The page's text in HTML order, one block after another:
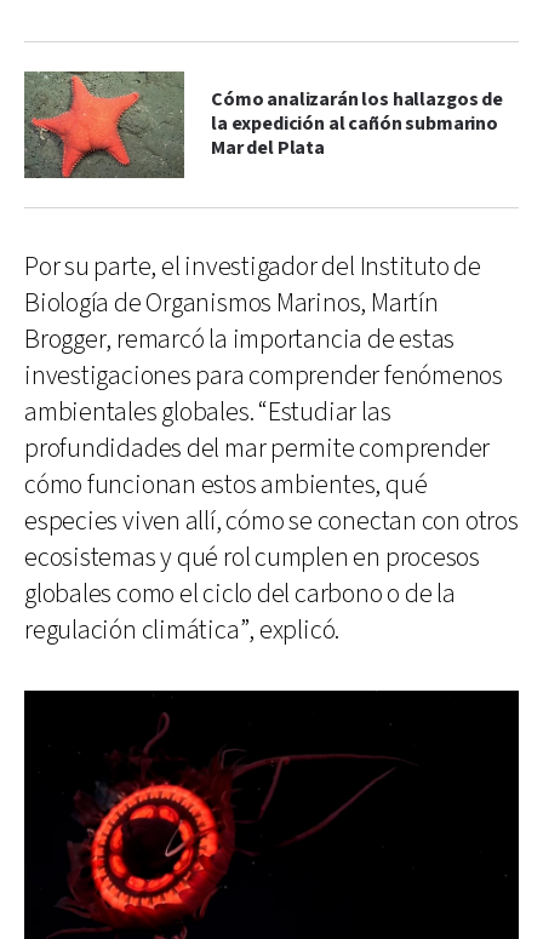
Cómo analizarán los hallazgos de
la expedición al cañón submarino
Mar del Plata
Por su parte, el investigador del Instituto de
Biología de Organismos Marinos, Martín
Brogger, remarcó la importancia de estas
investigaciones para comprender fenómenos
ambientales globales. “Estudiar las
profundidades del mar permite comprender
cómo funcionan estos ambientes, qué
especies viven allí, cómo se conectan con otros
ecosistemas y qué rol cumplen en procesos
globales como el ciclo del carbono o de la
regulación climática”, explicó.